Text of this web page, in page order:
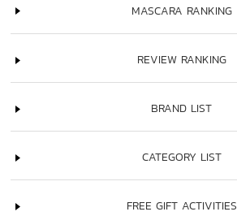
MASCARA RANKING
REVIEW RANKING
BRAND LIST
CATEGORY LIST
FREE GIFT ACTIVITIES